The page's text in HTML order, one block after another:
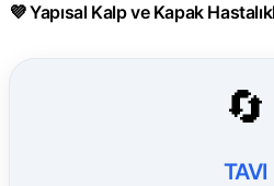
💜 Yapısal Kalp ve Kapak
🔄
TAVI